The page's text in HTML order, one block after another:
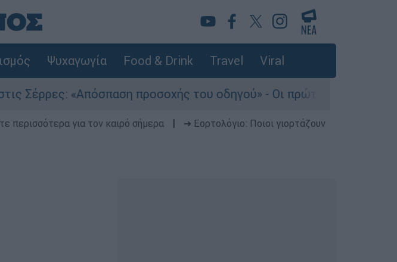
Ψυχαγωγία Food & Drink Travel Viral
«Απόσπαση προσοχής του οδηγού» - Οι πρώτες εκτιμήσεις
περισσότερα για τον καιρό σήμερα
➔ Εορτολόγιο: Ποιοι γιορτάζουν